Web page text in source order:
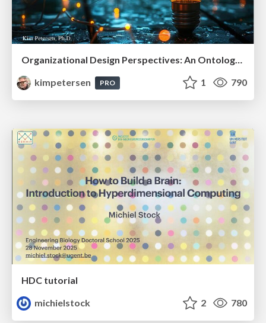
Organizational Design Perspectives: An Ontology of Organizational Design Elements
kimpetersen
PRO 1 790
HDC tutorial
michielstock
2 780